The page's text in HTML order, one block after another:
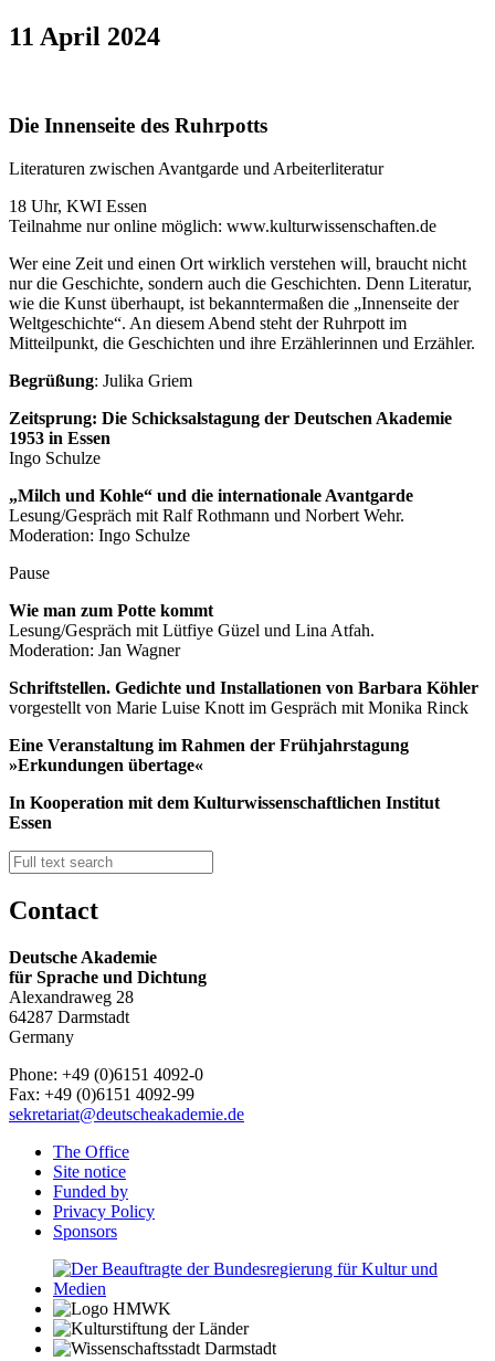
11 April 2024
Die Innenseite des Ruhrpotts
Literaturen zwischen Avantgarde und Arbeiterliteratur
18 Uhr, KWI Essen
Teilnahme nur online möglich: www.kulturwissenschaften.de
Wer eine Zeit und einen Ort wirklich verstehen will, braucht nicht
nur die Geschichte, sondern auch die Geschichten. Denn Literatur,
wie die Kunst überhaupt, ist bekanntermaßen die „Innenseite der
Weltgeschichte“. An diesem Abend steht der Ruhrpott im
Mitteilpunkt, die Geschichten und ihre Erzählerinnen und Erzähler.
Begrüßung: Julika Griem
Zeitsprung: Die Schicksalstagung der Deutschen Akademie
1953 in Essen
Ingo Schulze
„Milch und Kohle“ und die internationale Avantgarde
Lesung/Gespräch mit Ralf Rothmann und Norbert Wehr.
Moderation: Ingo Schulze
Pause
Wie man zum Potte kommt
Lesung/Gespräch mit Lütfiye Güzel und Lina Atfah.
Moderation: Jan Wagner
Schriftstellen. Gedichte und Installationen von Barbara Köhler
vorgestellt von Marie Luise Knott im Gespräch mit Monika Rinck
Eine Veranstaltung im Rahmen der Frühjahrstagung
»Erkundungen übertage«
In Kooperation mit dem Kulturwissenschaftlichen Institut
Essen
Contact
Deutsche Akademie
für Sprache und Dichtung
Alexandraweg 28
64287 Darmstadt
Germany
Phone: +49 (0)6151 4092-0
Fax: +49 (0)6151 4092-99
sekretariat@deutscheakademie.de
The Office
Site notice
Funded by
Privacy Policy
Sponsors